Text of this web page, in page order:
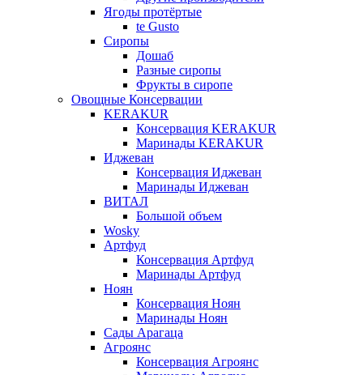
Ягоды протёртые
te Gusto
Сиропы
Дошаб
Разные сиропы
Фрукты в сиропе
Овощные Консервации
KERAKUR
Консервация KERAKUR
Маринады KERAKUR
Иджеван
Консервация Иджеван
Маринады Иджеван
ВИТАЛ
Большой объем
Wosky
Артфуд
Консервация Артфуд
Маринады Артфуд
Ноян
Консервация Ноян
Маринады Ноян
Сады Арагаца
Агроянс
Консервация Агроянс